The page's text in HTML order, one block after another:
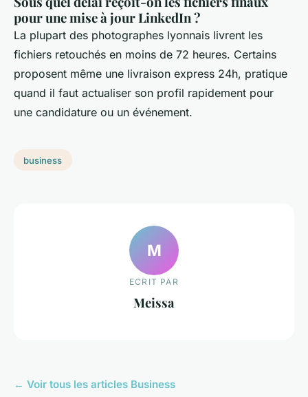
pour une mise à jour LinkedIn ?
La plupart des photographes lyonnais livrent les
fichiers retouchés en moins de 72 heures. Certains
proposent même une livraison express 24h, pratique
quand il faut actualiser son profil rapidement pour
une candidature ou un événement.
business
M
ECRIT PAR
Meissa
← Voir tous les articles Business